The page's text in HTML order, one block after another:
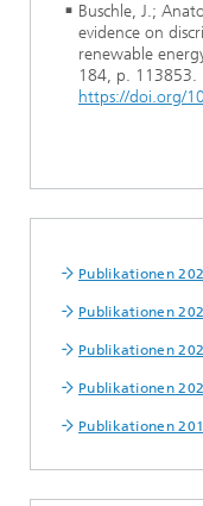
Buschle, J.;
evidence on
renewable
184, p. 113853.
https://doi.org/
Publikationen
Publikationen
Publikationen
Publikationen
Publikationen